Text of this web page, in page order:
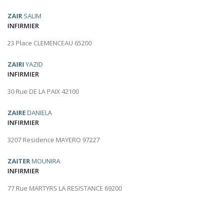
ZAIR SALIM
INFIRMIER
23 Place CLEMENCEAU 65200
ZAIRI YAZID
INFIRMIER
30 Rue DE LA PAIX 42100
ZAIREDANIELA
INFIRMIER
3207 Residence MAYERO 97227
ZAITERMOUNIRA
INFIRMIER
77 Rue MARTYRS LA RESISTANCE 69200